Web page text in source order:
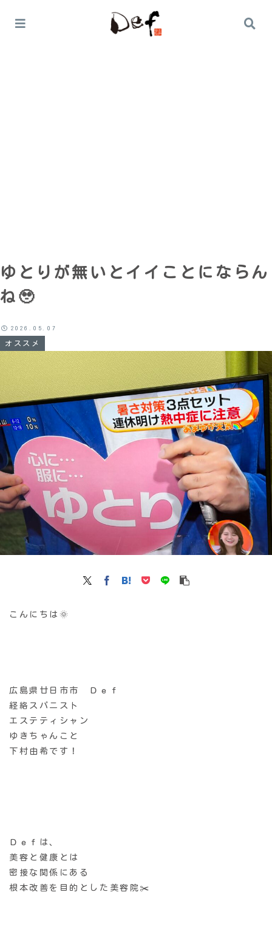
ゆとりが無いとイイことにならん
ね🥹
オススメ
2026.05.07
こんにちは🌞
広島県廿日市市 Ｄｅｆ
経絡スパニスト
エステティシャン
ゆきちゃんこと
下村由希です！
Ｄｅｆは、
美容と健康とは
密接な関係にある
根本改善を目的とした美容院✂️